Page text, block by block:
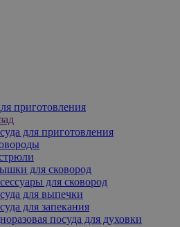
приготовления
для приготовления
для сковород
для сковород
для выпечки
для запекания
посуда для духовки